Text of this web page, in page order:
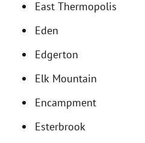
East Thermopolis
Eden
Edgerton
Elk Mountain
Encampment
Esterbrook